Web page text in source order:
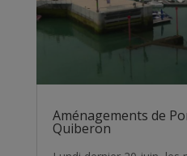
Aménagements de
Quiberon